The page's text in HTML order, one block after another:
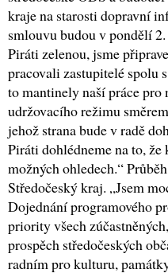
kraje na starosti dopravní
smlouvu budou v pondělí
Piráti zelenou, jsme
pracovali zastupitelé spolu
to mantinely naší práce
udržovacího režimu
jehož strana bude v radě
Piráti dohlédneme na to,
možných ohledech.“
Středočeský kraj. „Jsem
Dojednání programového
priority všech
prospěch středočeských
radním pro kulturu,